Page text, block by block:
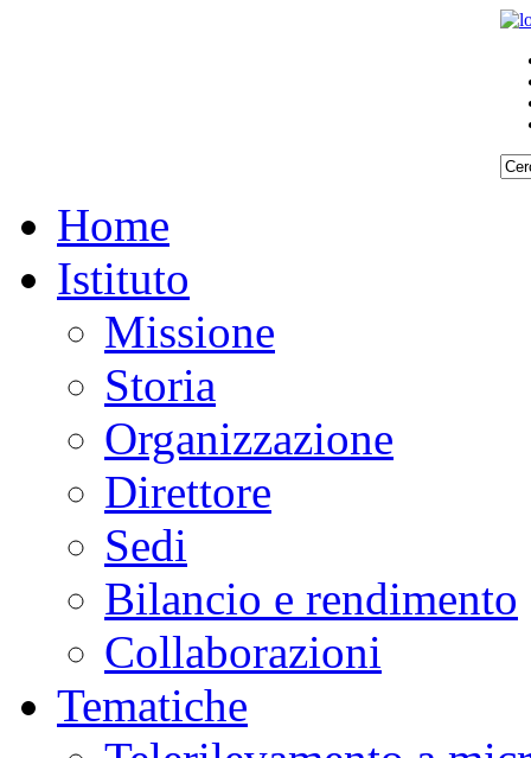
Home
Istituto
Missione
Storia
Organizzazione
Direttore
Sedi
Bilancio e rendimento
Collaborazioni
Tematiche